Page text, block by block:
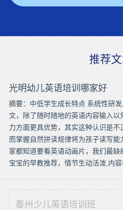
推荐
光明幼儿英语培训哪家好
摘要：中低学生成长特点 系统性研
文，除了随时随地的英语内容输入
力方面更具优势，其实这种认识是不
而掌握自然拼读规律将为孩子读写
家都知道要看英语动画片，我们最
宝宝的早教推荐，情节生动活泼,内
泰州少儿英语培训班